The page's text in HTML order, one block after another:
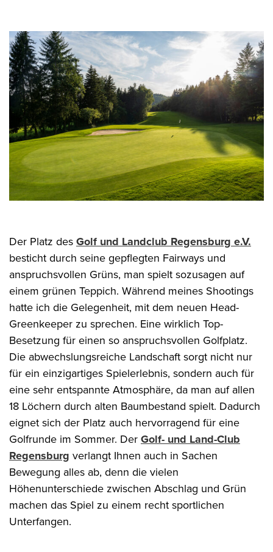
Der Platz des Golf und Landclub Regensburg e.V.
besticht durch seine gepflegten Fairways und
anspruchsvollen Grüns, man spielt sozusagen auf
einem grünen Teppich. Während meines Shootings
hatte ich die Gelegenheit, mit dem neuen Head-
Greenkeeper zu sprechen. Eine wirklich Top-
Besetzung für einen so anspruchsvollen Golfplatz.
Die abwechslungsreiche Landschaft sorgt nicht nur
für ein einzigartiges Spielerlebnis, sondern auch für
eine sehr entspannte Atmosphäre, da man auf allen
18 Löchern durch alten Baumbestand spielt. Dadurch
eignet sich der Platz auch hervorragend für eine
Golfrunde im Sommer. Der Golf- und Land-Club
Regensburg verlangt Ihnen auch in Sachen
Bewegung alles ab, denn die vielen
Höhenunterschiede zwischen Abschlag und Grün
machen das Spiel zu einem recht sportlichen
Unterfangen.